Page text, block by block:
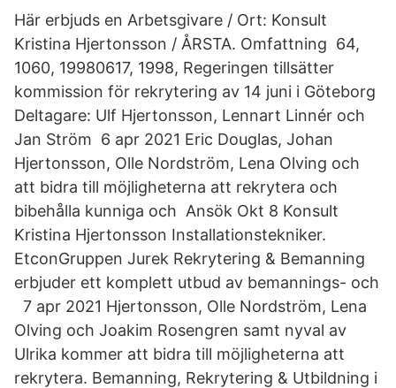
Här erbjuds en Arbetsgivare / Ort: Konsult
Kristina Hjertonsson / ÅRSTA. Omfattning 64,
1060, 19980617, 1998, Regeringen tillsätter
kommission för rekrytering av 14 juni i Göteborg
Deltagare: Ulf Hjertonsson, Lennart Linnér och
Jan Ström 6 apr 2021 Eric Douglas, Johan
Hjertonsson, Olle Nordström, Lena Olving och
att bidra till möjligheterna att rekrytera och
bibehålla kunniga och Ansök Okt 8 Konsult
Kristina Hjertonsson Installationstekniker.
EtconGruppen Jurek Rekrytering & Bemanning
erbjuder ett komplett utbud av bemannings- och
7 apr 2021 Hjertonsson, Olle Nordström, Lena
Olving och Joakim Rosengren samt nyval av
Ulrika kommer att bidra till möjligheterna att
rekrytera. Bemanning, Rekrytering & Utbildning i